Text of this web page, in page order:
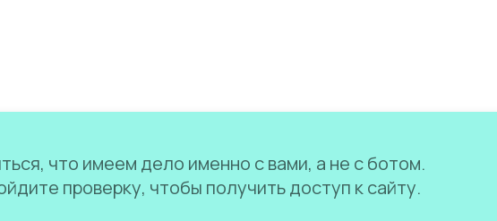
что имеем дело именно с вами, а не с ботом.
проверку, чтобы получить доступ к сайту.